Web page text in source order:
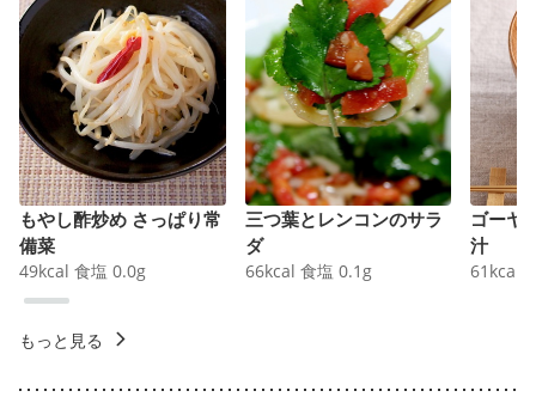
もやし酢炒め さっぱり常
備菜
49kcal 食塩 0.0g
三つ葉とレンコンのサラ
ダ
66kcal 食塩 0.1 g
ゴーヤ
汁
61 kcal
もっと見る